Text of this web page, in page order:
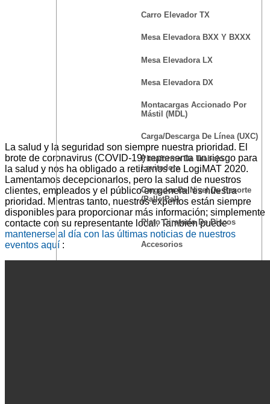
Carro Elevador TX
Mesa Elevadora BXX Y BXXX
Mesa Elevadora LX
Mesa Elevadora DX
Montacargas Accionado Por
Mástil (MDL)
Carga/Descarga De Línea (UXC)
Plataforma De Trabajo
Levitadora
Cargador De Nivel De Resorte
(PalletPal)
Plato Giratorio De Discos
Accesorios
La salud y la seguridad son siempre nuestra prioridad. El
brote de coronavirus (COVID-19) representa un riesgo para
la salud y nos ha obligado a retirarnos de LogiMAT 2020.
Lamentamos decepcionarlos, pero la salud de nuestros
clientes, empleados y el público en general es nuestra
prioridad. Mientras tanto, nuestros expertos están siempre
disponibles para proporcionar más información; simplemente
contacte con su representante local. También puede
mantenerse al día con las últimas noticias de nuestros
eventos aquí :